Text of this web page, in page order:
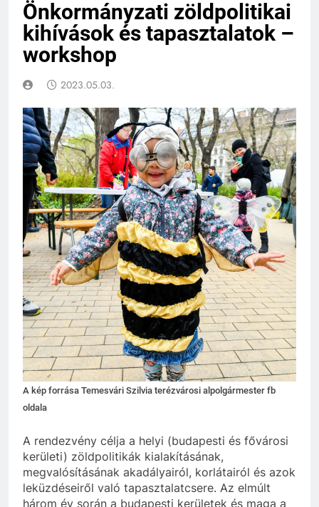
Önkormányzati zöldpolitikai
kihívások és tapasztalatok –
workshop
2023.05.03.
A kép forrása Temesvári Szilvia terézvárosi alpolgármester fb
oldala
A rendezvény célja a helyi (budapesti és fővárosi
kerületi) zöldpolitikák kialakításának,
megvalósításának akadályairól, korlátairól és azok
leküzdéseiről való tapasztalatcsere. Az elmúlt
három év során a budapesti kerületek és maga a